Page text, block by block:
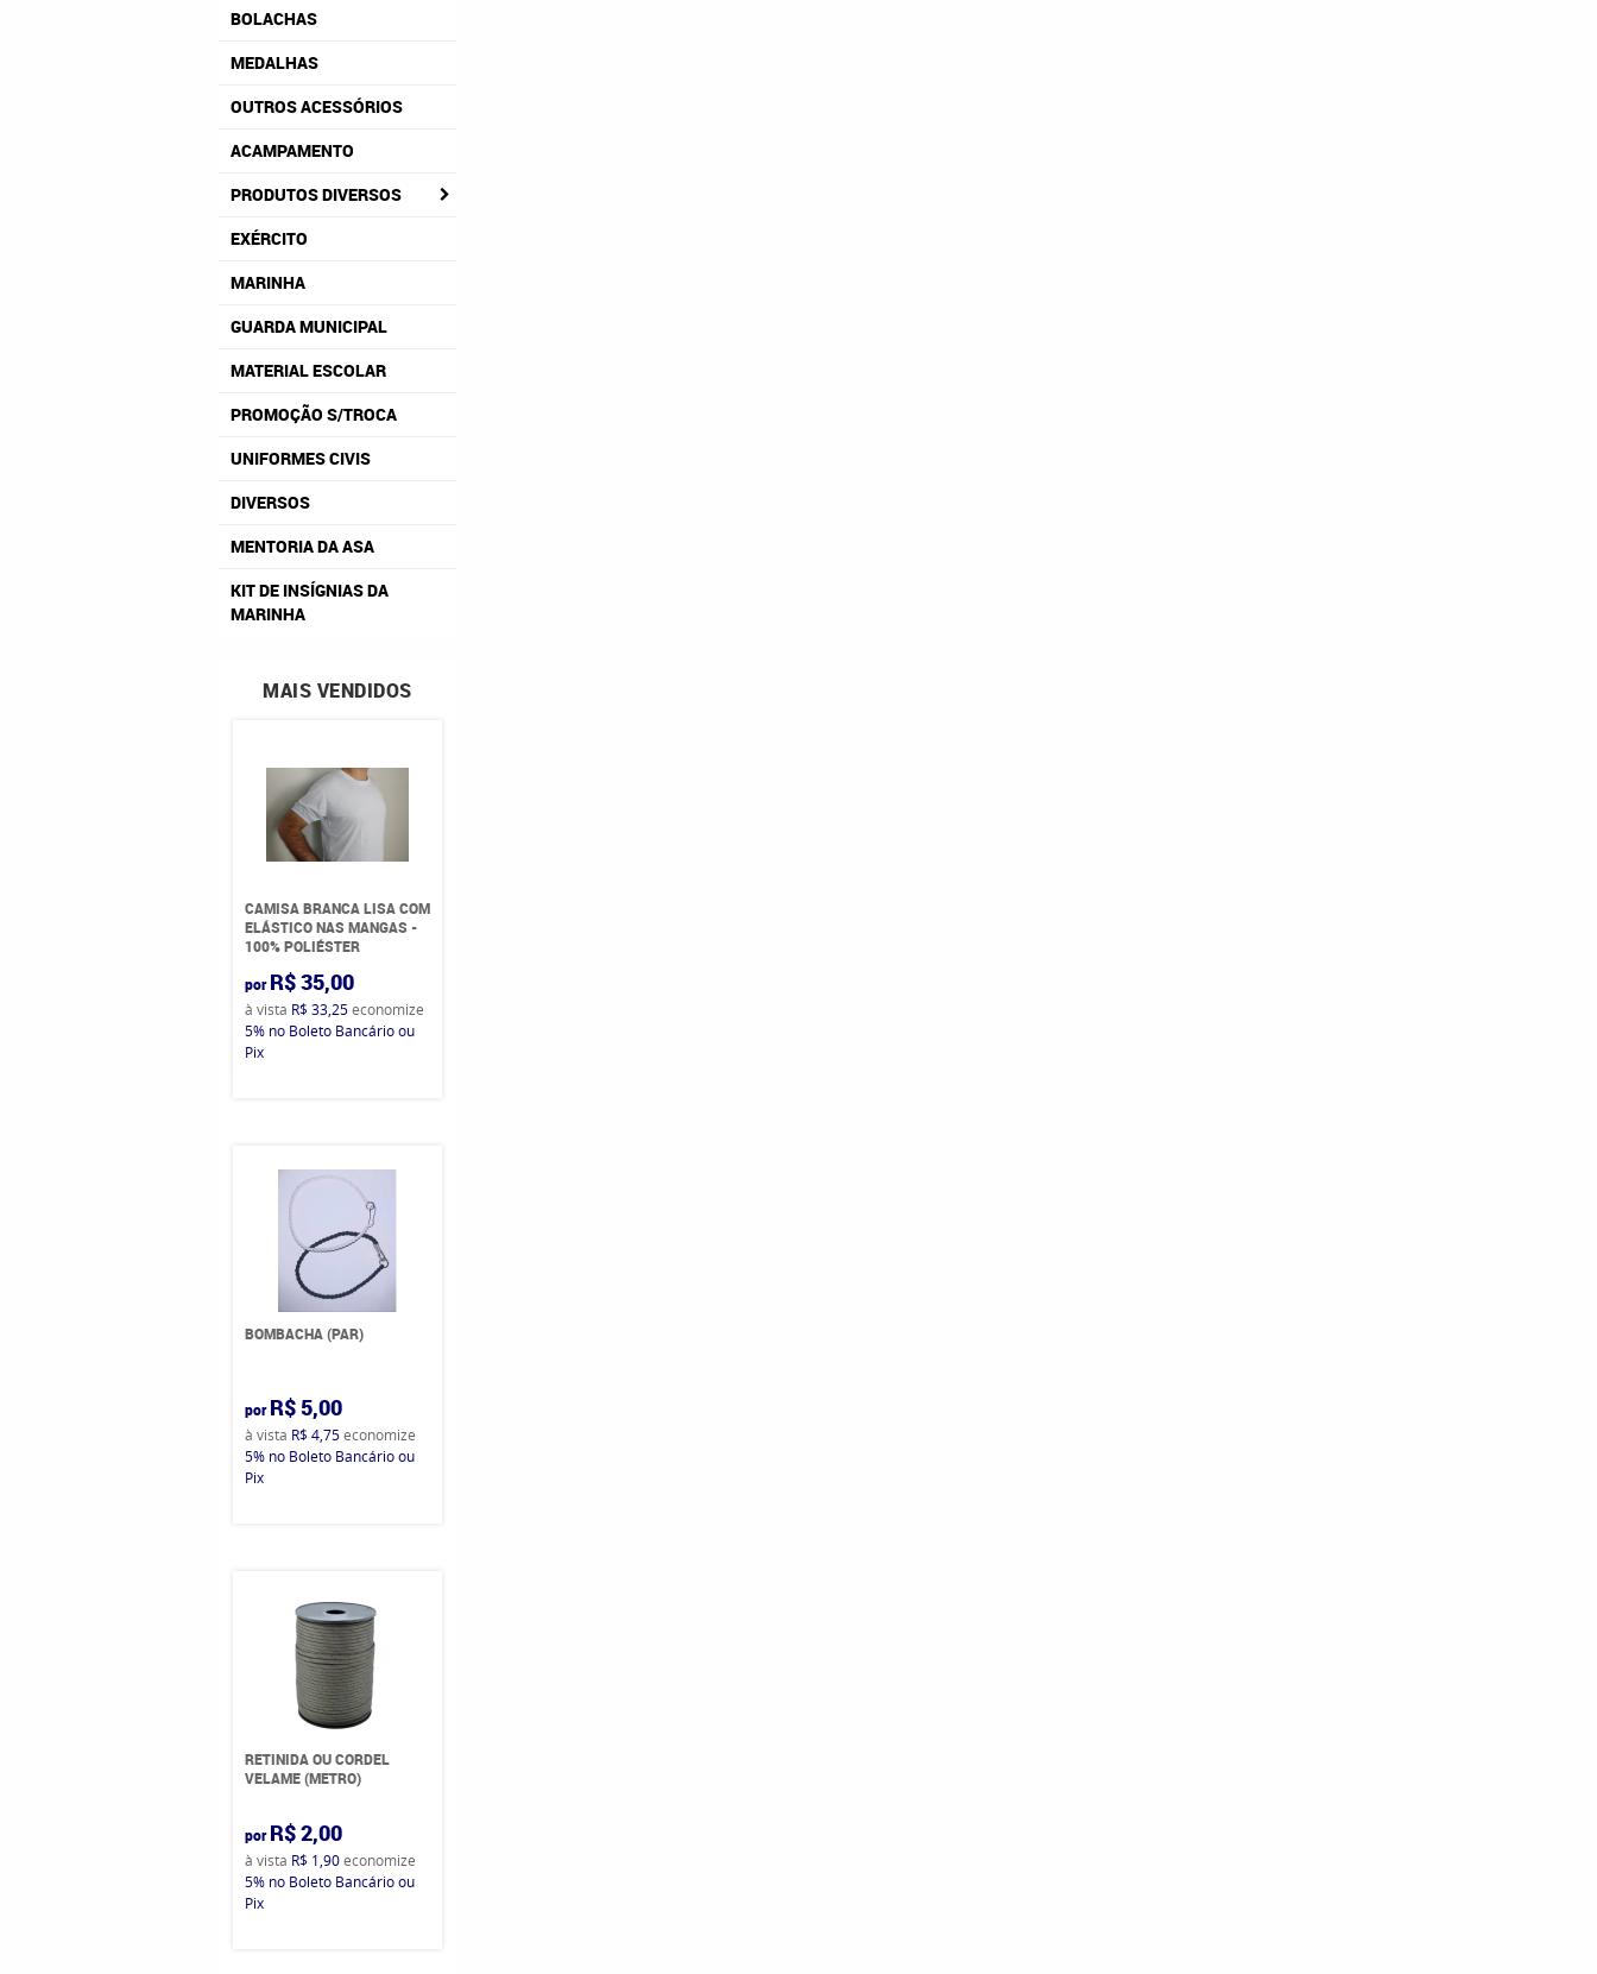
BOLACHAS
MEDALHAS
OUTROS ACESSÓRIOS
ACAMPAMENTO
PRODUTOS DIVERSOS
EXÉRCITO
MARINHA
GUARDA MUNICIPAL
MATERIAL ESCOLAR
PROMOÇÃO S/TROCA
UNIFORMES CIVIS
DIVERSOS
MENTORIA DA ASA
KIT DE INSÍGNIAS DA
MARINHA
MAIS VENDIDOS
CAMISA BRANCA LISA COM
ELÁSTICO NAS MANGAS -
100% POLIÉSTER
por R$ 35,00
à vista R$ 33,25economize
5% no Boleto Bancário ou
Pix
BOMBACHA (PAR)
por R$ 5,00
à vista R$ 4,75economize
5% no Boleto Bancário ou
Pix
RETINIDA OU CORDEL
VELAME (METRO)
por R$ 2,00
à vista R$ 1,90economize
5% no Boleto Bancário ou
Pix